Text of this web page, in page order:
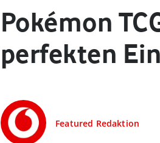
Pokémon
perfekten
Featured Redaktion